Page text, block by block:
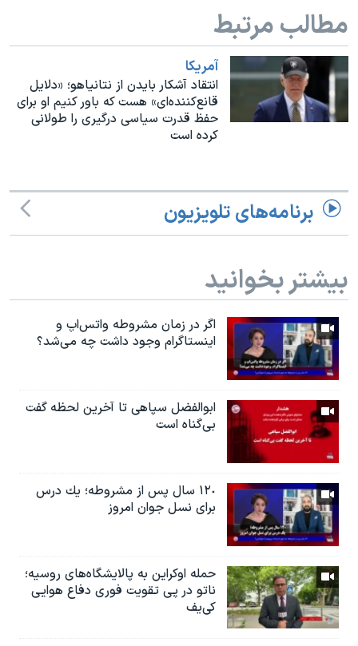
نرگس محمدی برنده جایزه نوبل صلح
همایش محافظه‌کاران آمریکا «سی‌پک»
صفحه‌های ویژه
سفر پرزیدنت ترامپ به چین
مطالب مرتبط
آمريکا
انتقاد آشکار بایدن از نتانیاهو؛ «دلایل
قانع‌کننده‌ای» هست که باور کنیم او برای
حفظ قدرت سیاسی درگیری را طولانی
کرده است
برنامه‌های تلویزیون
بیشتر بخوانید
اگر در زمان مشروطه واتس‌اپ و
اینستاگرام وجود داشت چه مى‌شد؟
ابوالفضل سپاهی تا آخرین لحظه گفت
بی‌گناه است
١٢٠ سال پس از مشروطه؛ یك درس
براى نسل جوان امروز
حمله اوکراین به پالایشگاه‌های روسیه؛
ناتو در پی تقویت فوری دفاع هوایی
کی‌یف